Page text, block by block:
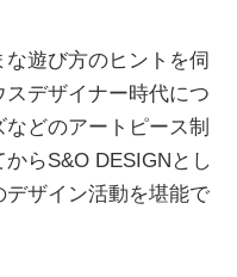
遊び方のヒントを伺
デザイナー時代につ
どのアートピース制
らS&O DESIGNとし
ザイン活動を堪能で